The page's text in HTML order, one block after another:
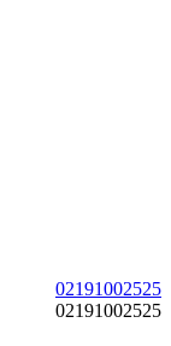
02191002525
02191002525